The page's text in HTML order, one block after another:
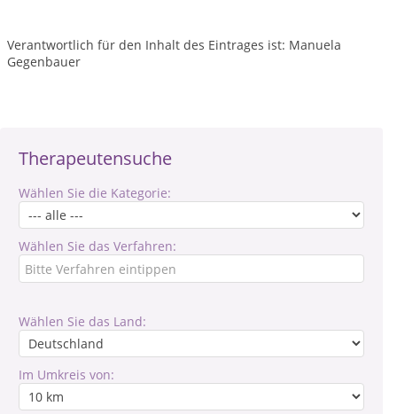
Therapeutensuche
Wählen Sie die Kategorie:
Wählen Sie das Verfahren:
Wählen Sie das Land:
Im Umkreis von:
Verantwortlich für den Inhalt des Eintrages ist: Manuela
Gegenbauer